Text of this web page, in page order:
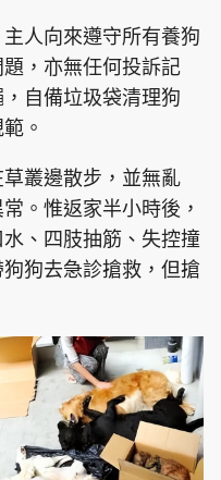
人向來遵守所有養狗
，亦無任何投訴記
自備垃圾袋清理狗
。
叢邊散步，並無亂
。惟返家半小時後，
、四肢抽筋、失控撞
狗去急診搶救，但搶